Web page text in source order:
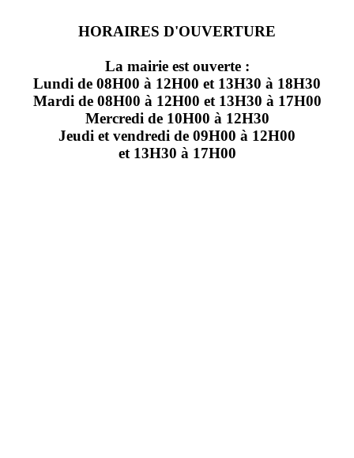
HORAIRES D'OUVERTURE
La mairie est ouverte :
Lundi de 08H00 à 12H00 et 13H30 à 18H30
Mardi de 08H00 à 12H00 et 13H30 à 17H00
Mercredi de 10H00 à 12H30
Jeudi et vendredi de 09H00 à 12H00
et 13H30 à 17H00